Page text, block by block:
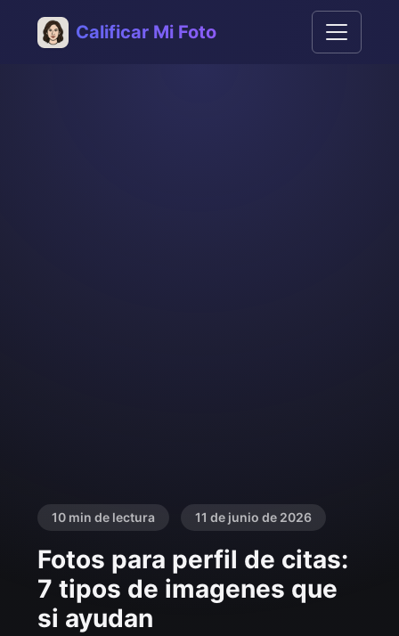
Calificar Mi Foto
10 min de lectura 11 de junio de 2026
Fotos para perfil de citas:
7 tipos de imagenes que
si ayudan